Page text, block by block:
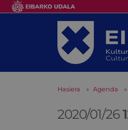
Hasiera Agenda
2020/01/26